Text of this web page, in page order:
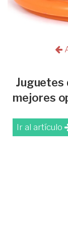
Juguetes
mejores
Ir al artículo